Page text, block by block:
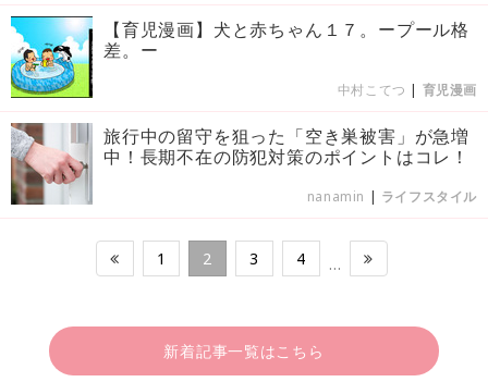
【育児漫画】犬と赤ちゃん１７。ープール格
差。ー
中村こてつ | 育児漫画
旅行中の留守を狙った「空き巣被害」が急増
中！長期不在の防犯対策のポイントはコレ！
nanamin | ライフスタイル
1 2 3 4 …
新着記事一覧はこちら